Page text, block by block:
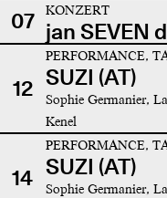
07
KONZERT
jan SEVEN
12
PERFORMANCE,
SUZI (AT)
Sophie Germanier,
Kenel
14
PERFORMANCE,
SUZI (AT)
Sophie Germanier,